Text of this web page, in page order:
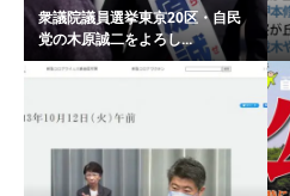
衆議院議員選挙東京20区・自民
党の木原誠二をよろし...